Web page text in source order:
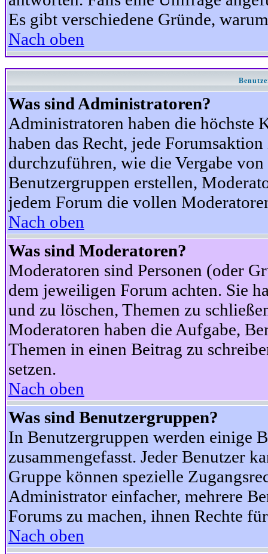
Es gibt verschiedene Gründe,
Nach oben
Was sind Administratoren?
Administratoren haben die höchste
haben das Recht, jede
durchzuführen, wie die Vergabe
Benutzergruppen erstellen,
jedem Forum die vollen
Nach oben
Was sind Moderatoren?
Moderatoren sind Personen (oder
dem jeweiligen Forum achten. Sie
und zu löschen, Themen zu
Moderatoren haben die Aufgabe,
Themen in einen Beitrag zu
setzen.
Nach oben
Was sind Benutzergruppen?
In Benutzergruppen werden einige
zusammengefasst. Jeder Benutzer
Gruppe können spezielle
Administrator einfacher, mehrere
Forums zu machen, ihnen Rechte
Nach oben